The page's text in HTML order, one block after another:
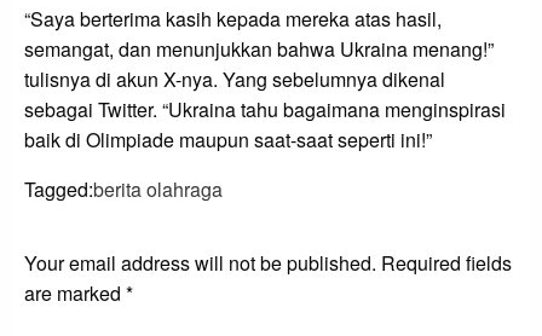
“Saya berterima kasih kepada mereka atas hasil,
semangat, dan menunjukkan bahwa Ukraina menang!”
tulisnya di akun X-nya. Yang sebelumnya dikenal
sebagai Twitter. “Ukraina tahu bagaimana menginspirasi
baik di Olimpiade maupun saat-saat seperti ini!”
Tagged:berita olahraga
Your email address will not be published. Required fields
are marked *